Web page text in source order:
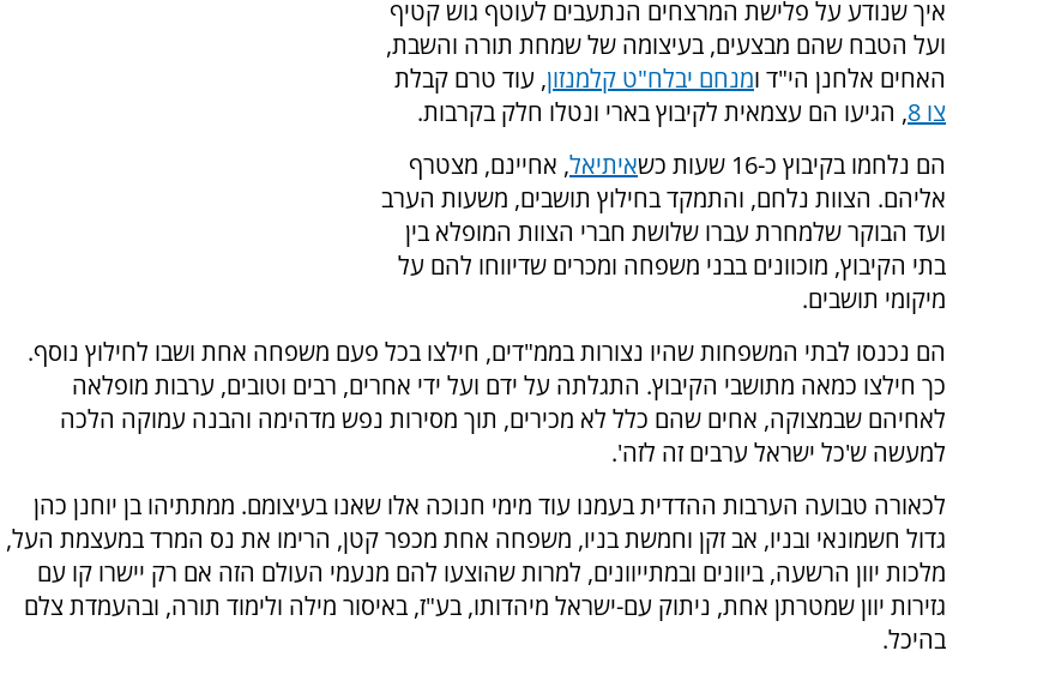
איך שנודע על פלישת המרצחים הנתעבים לעוטף גוש קטיף
ועל הטבח שהם מבצעים, בעיצומה של שמחת תורה והשבת,
האחים אלחנן הי"ד ומנחם יבלח"ט קלמנזון, עוד טרם קבלת
צו 8
, הגיעו הם עצמאית לקיבוץ בארי ונטלו חלק בקרבות.
הם נלחמו בקיבוץ כ-16 שעות כש
איתיאל, אחיינם, מצטרף
אליהם. הצוות נלחם, והתמקד בחילוץ תושבים, משעות הערב
ועד הבוקר שלמחרת עברו שלושת חברי הצוות המופלא בין
בתי הקיבוץ, מוכוונים בבני משפחה ומכרים שדיווחו להם על
מיקומי תושבים.
הם נכנסו לבתי המשפחות שהיו נצורות בממ"דים, חילצו בכל פעם משפחה אחת ושבו לחילוץ נוסף.
כך חילצו כמאה מתושבי הקיבוץ. התגלתה על ידם ועל ידי אחרים, רבים וטובים, ערבות מופלאה
לאחיהם שבמצוקה, אחים שהם כלל לא מכירים, תוך מסירות נפש מדהימה והבנה עמוקה הלכה
למעשה ש'כל ישראל ערבים זה לזה'.
לכאורה טבועה הערבות ההדדית בעמנו עוד מימי חנוכה אלו שאנו בעיצומם. ממתתיהו בן יוחנן כהן
גדול חשמונאי ובניו, אב זקן וחמשת בניו, משפחה אחת מכפר קטן, הרימו את נס המרד במעצמת העל,
מלכות יוון הרשעה, ביוונים ובמתייוונים, למרות שהוצעו להם מנעמי העולם הזה אם רק יישרו קו עם
גזירות יוון שמטרתן אחת, ניתוק עם-ישראל מיהדותו, בע"ז, באיסור מילה ולימוד תורה, ובהעמדת צלם
בהיכל.